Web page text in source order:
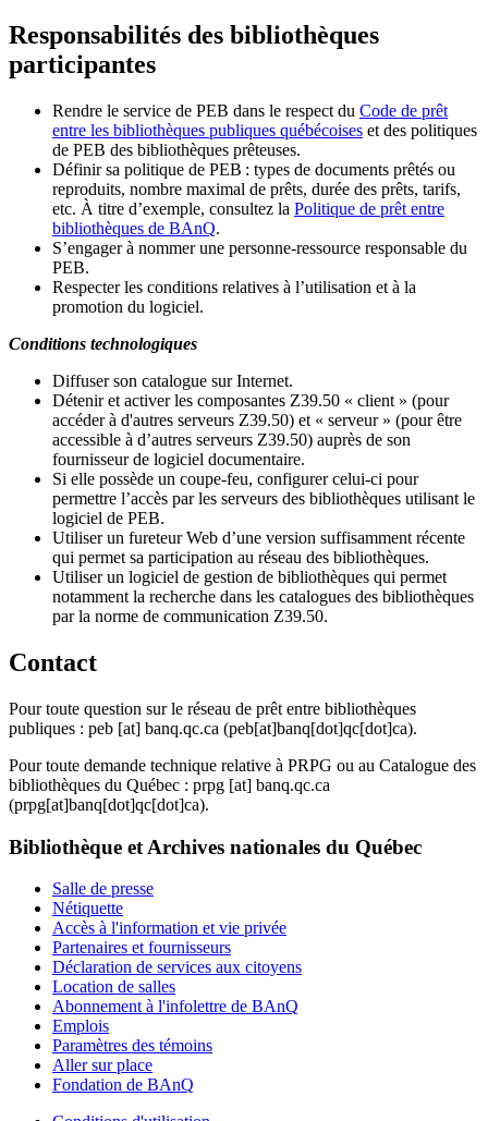
Responsabilités des bibliothèques
participantes
Rendre le service de PEB dans le respect du Code de prêt
entre les bibliothèques publiques québécoises et des politiques
de PEB des bibliothèques prêteuses.
Définir sa politique de PEB : types de documents prêtés ou
reproduits, nombre maximal de prêts, durée des prêts, tarifs,
etc. À titre d’exemple, consultez la Politique de prêt entre
bibliothèques de BAnQ.
S’engager à nommer une personne-ressource responsable du
PEB.
Respecter les conditions relatives à l’utilisation et à la
promotion du logiciel.
Conditions technologiques
Diffuser son catalogue sur Internet.
Détenir et activer les composantes Z39.50 « client » (pour
accéder à d'autres serveurs Z39.50) et « serveur » (pour être
accessible à d’autres serveurs Z39.50) auprès de son
fournisseur de logiciel documentaire.
Si elle possède un coupe-feu, configurer celui-ci pour
permettre l’accès par les serveurs des bibliothèques utilisant le
logiciel de PEB.
Utiliser un fureteur Web d’une version suffisamment récente
qui permet sa participation au réseau des bibliothèques.
Utiliser un logiciel de gestion de bibliothèques qui permet
notamment la recherche dans les catalogues des bibliothèques
par la norme de communication Z39.50.
Contact
Pour toute question sur le réseau de prêt entre bibliothèques
publiques : peb [at] banq.qc.ca (peb[at]banq[dot]qc[dot]ca).
Pour toute demande technique relative à PRPG ou au Catalogue des
bibliothèques du Québec : prpg [at] banq.qc.ca
(prpg[at]banq[dot]qc[dot]ca).
Bibliothèque et Archives nationales du Québec
Salle de presse
Nétiquette
Accès à l'information et vie privée
Partenaires et fournisseurs
Déclaration de services aux citoyens
Location de salles
Abonnement à l'infolettre de BAnQ
Emplois
Paramètres des témoins
Aller sur place
Fondation de BAnQ